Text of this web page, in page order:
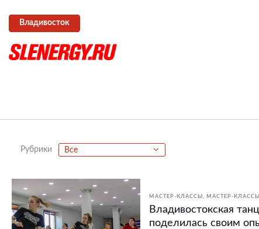
Владивосток
Рубрики Все
МАСТЕР-КЛАССЫ МАСТЕР-КЛАССЫ
Владивостокская
поделилась своим